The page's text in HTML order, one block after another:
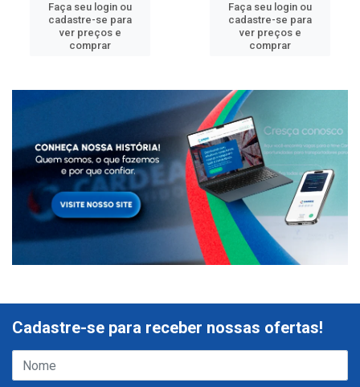
Faça seu login ou
cadastre-se para
ver preços e
comprar
Faça seu login ou
cadastre-se para
ver preços e
comprar
Cadastre-se para receber nossas ofertas!